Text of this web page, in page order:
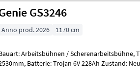
GS3246
Anno prod. 2026 1170 cm
Arbeitsbühnen / Scherenarbeitsbühne, Tragkraft: 318kg, Hubhöhe: 9600mm, Bauhöhe: